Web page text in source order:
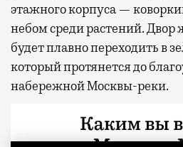
этажного корпуса —
небом среди растений. Двор
будет плавно переходить в
который протянется до
набережной Москвы-реки.
Но самое большое
растений, конечно,